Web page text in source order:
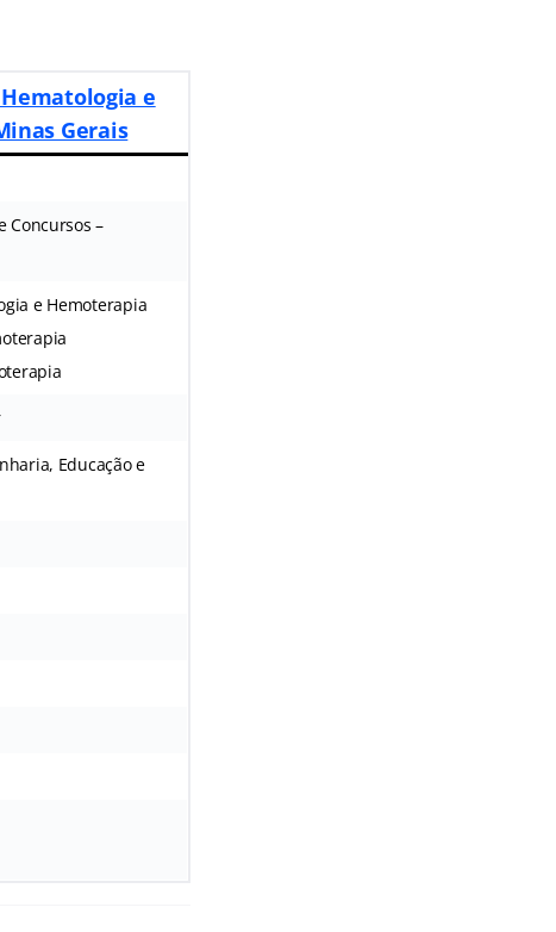
e
Gerais
Concursos –
e Hemoterapia
Educação e